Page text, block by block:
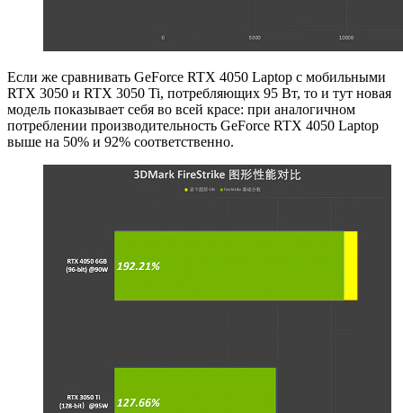
Если же сравнивать GeForce RTX 4050 Laptop с мобильными
RTX 3050 и RTX 3050 Ti, потребляющих 95 Вт, то и тут новая
модель показывает себя во всей красе: при аналогичном
потреблении производительность GeForce RTX 4050 Laptop
выше на 50% и 92% соответственно.